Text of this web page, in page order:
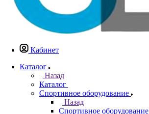
Кабинет
Каталог
Назад
Каталог
Спортивное оборудование
Назад
Спортивное оборудование